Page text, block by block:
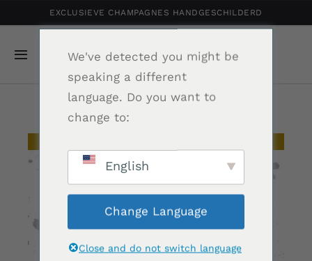
naar
inhoud
EXCLUSIEVE CHAMPAGNES HANDGESCHILDERD
Navigatie
Toggelen
Home
Shop
We've detected you might be
speaking a different
language. Do you want to
change to:
English
Change Language
Close and do not switch language